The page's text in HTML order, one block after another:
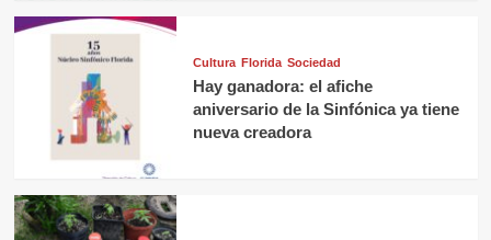
Cultura Florida Sociedad
Hay ganadora: el afiche
aniversario de la Sinfónica ya tiene
nueva creadora